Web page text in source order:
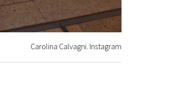
Carolina Calvagni. Instagram